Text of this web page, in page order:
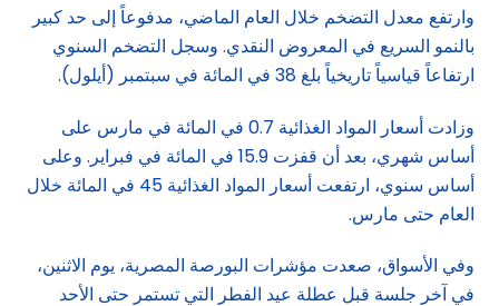
وارتفع معدل التضخم خلال العام الماضي، مدفوعاً إلى حد كبير
بالنمو السريع في المعروض النقدي. وسجل التضخم السنوي
ارتفاعاً قياسياً تاريخياً بلغ 38 في المائة في سبتمبر (أيلول).
وزادت أسعار المواد الغذائية 0.7 في المائة في مارس على
أساس شهري، بعد أن قفزت 15.9 في المائة في فبراير. وعلى
أساس سنوي، ارتفعت أسعار المواد الغذائية 45 في المائة خلال
العام حتى مارس.
وفي الأسواق، صعدت مؤشرات البورصة المصرية، يوم الاثنين،
في آخر جلسة قبل عطلة عيد الفطر التي تستمر حتى الأحد